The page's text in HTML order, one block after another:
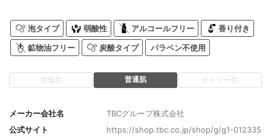
泡タイプ 弱酸性 アルコールフリー 香り付き
鉱物油フリー 炭酸タイプ パラベン不使用
乾燥肌 普通肌 オイリー肌
メーカー会社名
TBCグループ株式会社
公式サイト
https://shop.tbc.co.jp/shop/g/g1-012335